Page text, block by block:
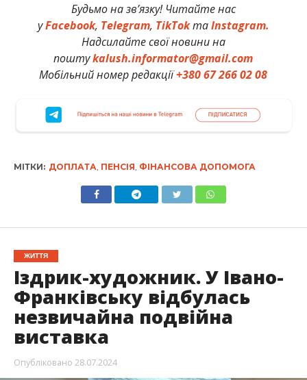
Будьмо на зв’язку! Читайте нас
уFacebook, Telegram, TikTokтаInstagram.
Надсилайте свої новини на
поштуkalush.informator@gmail.com
Мобільний номер редакції+380 67 266 02 08
МІТКИ: ДОПЛАТА, ПЕНСІЯ, ФІНАНСОВА ДОПОМОГА
ЖИТТЯ
Іздрик-художник. У Івано-
Франківську відбулась
незвичайна подвійна
виставка
Опубліковано 28.07.2024